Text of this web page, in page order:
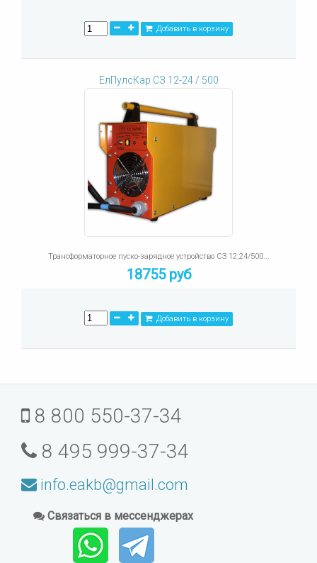
Добавить в корзину
ЕлПулсКар СЗ 12-24 / 500
Трансформаторное пуско-зарядное устройство СЗ 12;24/500...
18755 руб
Добавить в корзину
8 800 550-37-34
8 495 999-37-34
info.eakb@gmail.com
Связаться в мессенджерах